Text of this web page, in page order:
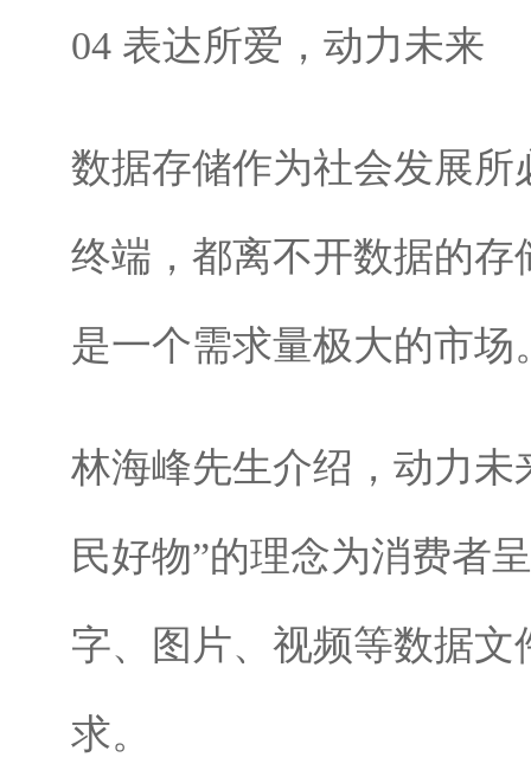
04 表达所爱，动力未来
数据存储作为社会发展
终端，都离不开数据的
是一个需求量极大的市场
林海峰先生介绍，动力未
民好物”的理念为消费者
字、图片、视频等数据
求。